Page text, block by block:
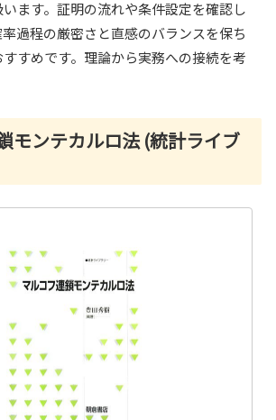
ます。証明の流れや条件設定を確認し
過程の厳密さと直感のバランスを保ち
すめです。理論から実務への接続を考
モンテカルロ法 (統計ライブ